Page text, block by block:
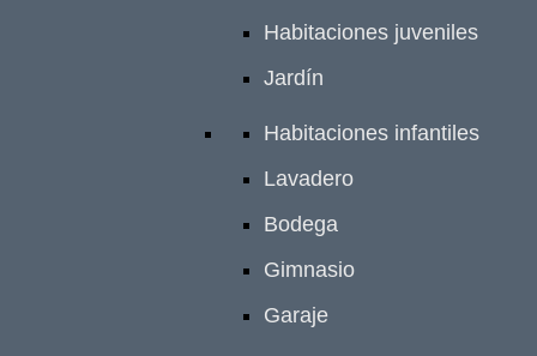
Habitaciones juveniles
Jardín
Habitaciones infantiles
Lavadero
Bodega
Gimnasio
Garaje